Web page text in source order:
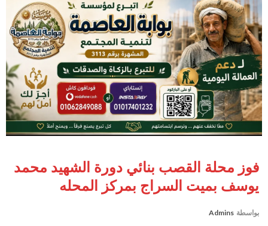
فوز محلة القصب بنائي دورة الشهيد محمد
يوسف بميت السراج بمركز المحله
بواسطة Admins